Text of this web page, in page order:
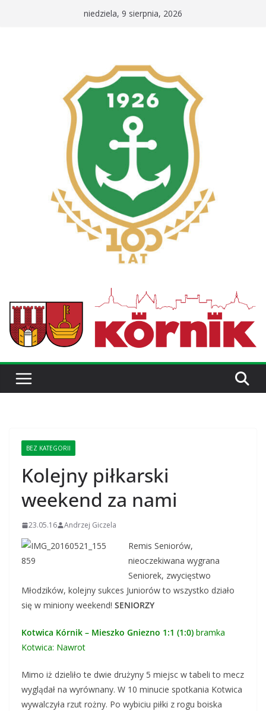
niedziela, 9 sierpnia, 2026
BEZ KATEGORII
Kolejny piłkarski
weekend za nami
23.05.16 Andrzej Giczela
Remis Seniorów,
nieoczekiwana wygrana
Seniorek, zwycięstwo
Młodzików, kolejny sukces Juniorów to wszystko działo
się w miniony weekend! SENIORZY
Kotwica Kórnik – Mieszko Gniezno 1:1 (1:0) bramka
Kotwica: Nawrot
Mimo iż dzieliło te dwie drużyny 5 miejsc w tabeli to mecz
wyglądał na wyrównany. W 10 minucie spotkania Kotwica
wywalczyła rzut rożny. Po wybiciu piłki z rogu boiska